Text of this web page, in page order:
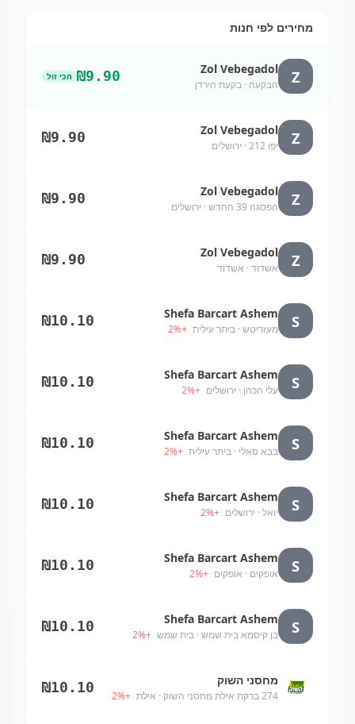
מחירים לפי חנות
Z
Zol Vebegadol
הבקעה · בקעת הירדן
₪9.90 הכי זול
Z
Zol Vebegadol
יפו 212 · ירושלים
₪9.90
Z
Zol Vebegadol
הפסגה 39 החדש · ירושלים
₪9.90
Z
Zol Vebegadol
אשדוד · אשדוד
₪9.90
S
Shefa Barcart Ashem
מעזריטש · ביתר עילית +
2%
₪10.10
S
Shefa Barcart Ashem
עלי הכהן · ירושלים +
2%
₪10.10
S
Shefa Barcart Ashem
בבא סאלי · ביתר עילית +
2%
₪10.10
S
Shefa Barcart Ashem
יואל · ירושלים +
2%
₪10.10
S
Shefa Barcart Ashem
אופקים · אופקים +
2%
₪10.10
S
Shefa Barcart Ashem
בן קיסמא בית שמש · בית שמש +
2%
₪10.10
מחסני השוק
274 ברקת אילת מחסני השוק · אילת +
2%
₪10.10